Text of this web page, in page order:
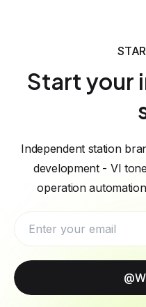
Start your
Independent station
development - VI
operation